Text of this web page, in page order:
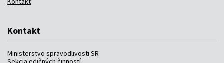
Kontakt
Ministerstvo spravodlivosti SR